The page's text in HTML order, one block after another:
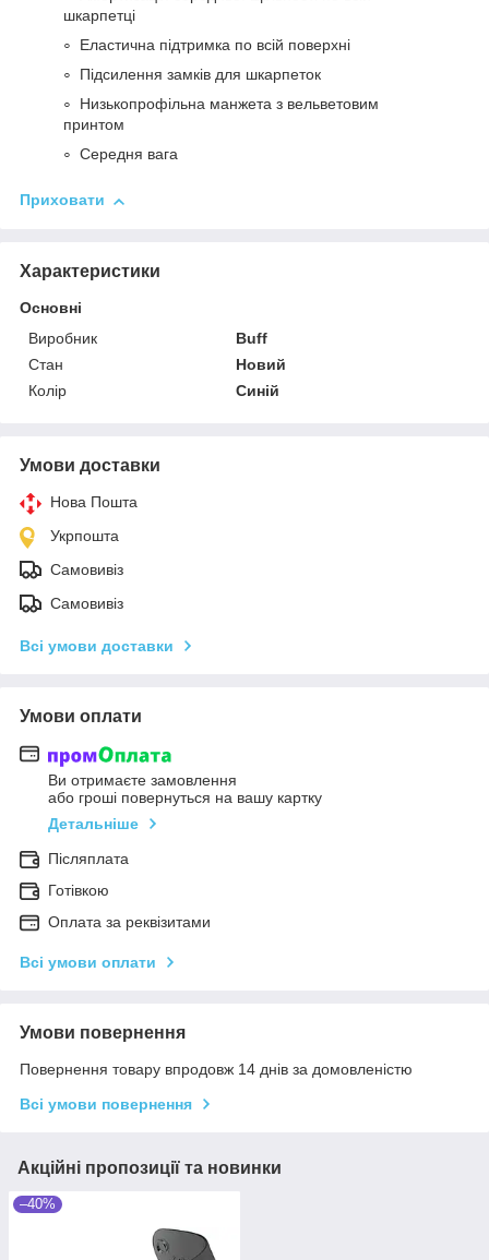
шкарпетці
Еластична підтримка по всій поверхні
Підсилення замків для шкарпеток
Низькопрофільна манжета з вельветовим
принтом
Середня вага
Приховати
Характеристики
Основні
Виробник
Buff
Стан
Новий
Колір
Синій
Умови доставки
Нова Пошта
Укрпошта
Самовивіз
Самовивіз
Всі умови доставки
Умови оплати
Ви отримаєте замовлення
або гроші повернуться на вашу картку
Детальніше
Післяплата
Готівкою
Оплата за реквізитами
Всі умови оплати
Умови повернення
Повернення товару впродовж 14 днів за домовленістю
Всі умови повернення
Акційні пропозиції та новинки
–40%